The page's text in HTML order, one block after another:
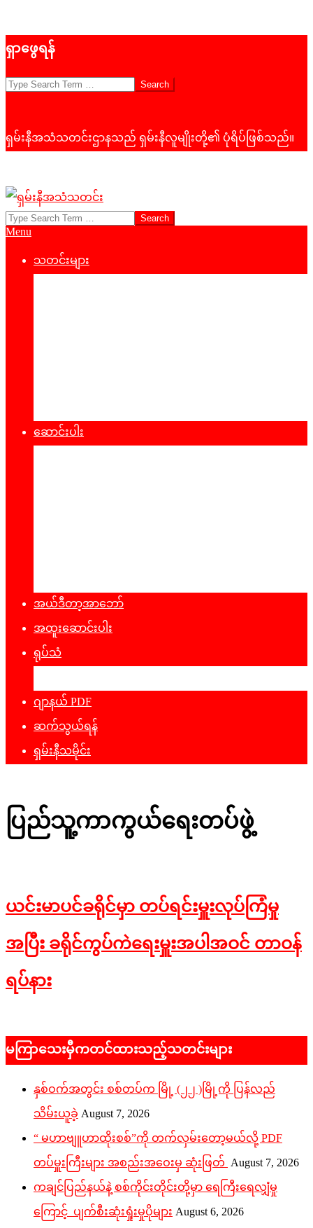
to
ရှာဖွေရန်
Search
ရှမ်းနီအသံသတင်းဌာနသည် ရှမ်းနီလူမျိုးတို့၏ ပုံရိပ်ဖြစ်သည်။
ရှမ်း
Search
Primary
Menu
သတင်းများ
ဆောင်းပါး
အယ်ဒီတာ့အာဘော်
အထူးဆောင်းပါး
ရုပ်သံ
ဂျာနယ် PDF
ဆက်သွယ်ရန်
ရှမ်းနီသမိုင်း
ပြည်သူ့ကာကွယ်ရေးတပ်ဖွဲ့
ယင်းမာပင်ခရိုင်မှာ တပ်ရင်းမှူးလုပ်ကြံမှု
အပြီး ခရိုင်ကွပ်ကဲရေးမှူးအပါအဝင် တာဝန်
ရပ်နား
01
မကြာသေးမှီကတင်ထားသည့်သတင်းများ
နှစ်ဝက်အတွင်း စစ်တပ်က မြို့ (၂၂ )မြို့ကို ပြန်လည်
သိမ်းယူခဲ့ August 7, 2026
“ မဟာဗျူဟာထိုးစစ်”ကို တက်လှမ်းတော့မယ်လို့ PDF
တပ်မှူးကြီးများ အစည်းအဝေးမှ ဆုံးဖြတ် August 7, 2026
ကချင်ပြည်နယ်နဲ့ စစ်ကိုင်းတိုင်းတို့မှာ ရေကြီးရေလျှံမှု
ကြောင့် ပျက်စီးဆုံးရှုံးမှုပိုများ August 6, 2026